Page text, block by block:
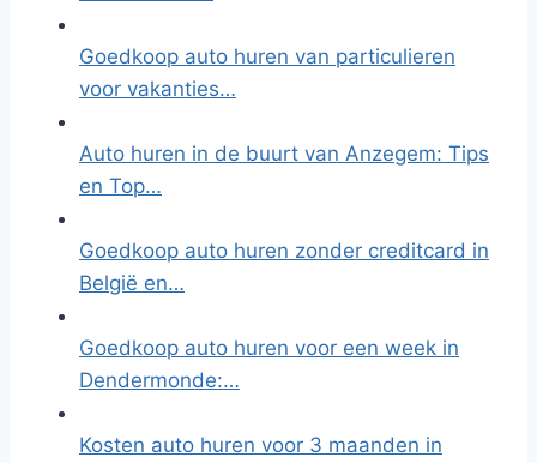
Goedkoop auto huren van particulieren
voor vakanties…
Auto huren in de buurt van Anzegem: Tips
en Top…
Goedkoop auto huren zonder creditcard in
België en…
Goedkoop auto huren voor een week in
Dendermonde:…
Kosten auto huren voor 3 maanden in